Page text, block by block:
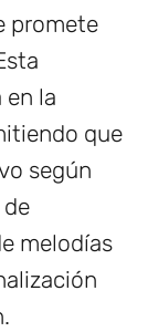
promete
en la
que
según
melodías